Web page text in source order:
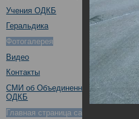
Учения ОДКБ
Геральдика
Фотогалерея
Видео
Контакты
СМИ об Объединенном штабе
ОДКБ
Главная страница сайта ОДКБ